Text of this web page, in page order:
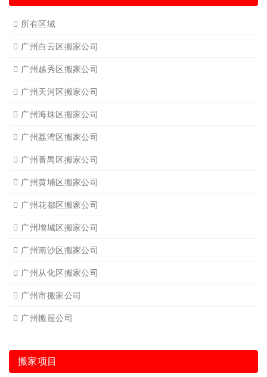
所有区域
广州白云区搬家公司
广州越秀区搬家公司
广州天河区搬家公司
广州海珠区搬家公司
广州荔湾区搬家公司
广州番禺区搬家公司
广州黄埔区搬家公司
广州花都区搬家公司
广州增城区搬家公司
广州南沙区搬家公司
广州从化区搬家公司
广州市搬家公司
广州搬屋公司
搬家项目